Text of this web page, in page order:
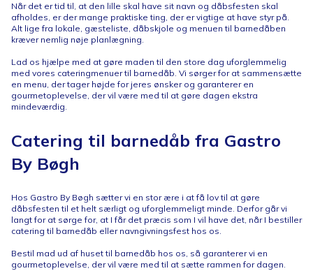
Når det er tid til, at den lille skal have sit navn og dåbsfesten skal
afholdes, er der mange praktiske ting, der er vigtige at have styr på.
Alt lige fra lokale, gæsteliste, dåbskjole og menuen til barnedåben
kræver nemlig nøje planlægning.
Lad os hjælpe med at gøre maden til den store dag uforglemmelig
med vores cateringmenuer til barnedåb. Vi sørger for at sammensætte
en menu, der tager højde for jeres ønsker og garanterer en
gourmetoplevelse, der vil være med til at gøre dagen ekstra
mindeværdig.
Catering til barnedåb fra Gastro
By Bøgh
Hos Gastro By Bøgh sætter vi en stor ære i at få lov til at gøre
dåbsfesten til et helt særligt og uforglemmeligt minde. Derfor går vi
langt for at sørge for, at I får det præcis som I vil have det, når I bestiller
catering til barnedåb eller navngivningsfest hos os.
Bestil mad ud af huset til barnedåb hos os, så garanterer vi en
gourmetoplevelse, der vil være med til at sætte rammen for dagen.